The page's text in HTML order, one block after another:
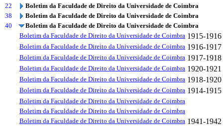
22
Boletim da Faculdade de Direito da Universidade de Coimbra
38
Boletim da Faculdade de Direito da Universidade de Coimbra
40
Boletim da Faculdade de Direito da Universidade de Coimbra
Boletim da Faculdade de Direito da Universidade de Coimbra 1915-1916
Boletim da Faculdade de Direito da Universidade de Coimbra 1916-1917
Boletim da Faculdade de Direito da Universidade de Coimbra 1917-1918
Boletim da Faculdade de Direito da Universidade de Coimbra 1920-1921
Boletim da Faculdade de Direito da Universidade de Coimbra 1918-1920
Boletim da Faculdade de Direito da Universidade de Coimbra 1914-1915
Boletim da Faculdade de Direito da Universidade de Coimbra
Boletim da Faculdade de Direito da Universidade de Coimbra
Boletim da Faculdade de Direito da Universidade de Coimbra 1941-1942